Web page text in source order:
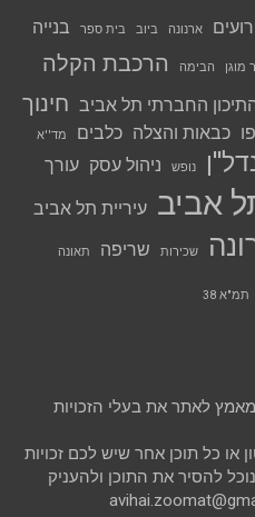
ארנונה ביוב בית ספר בנייה
מוגן הבימה הרכבת הקלה
החברתי תל אביב חינוך
כבאות והצלה כלבים מד''א
נופש ניהול עסק עורך
אביב עיריית תל אביב
שכירות שריפה תאונה
תמ"א 38
מאמץ לאתר את בעלי הזכויות
כל תוכן אחר שיש לכם זכויות
להסיר את התוכן ולהעניק